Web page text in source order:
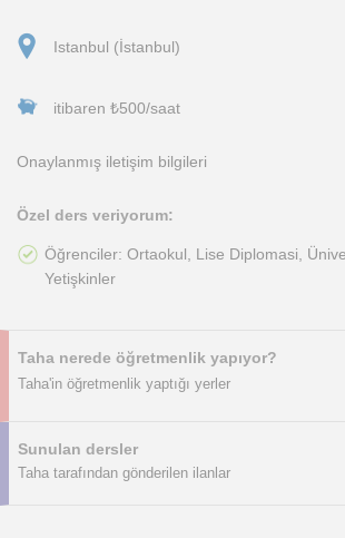
Istanbul (İstanbul)
itibaren ₺500/saat
Onaylanmış iletişim bilgileri
Özel ders veriyorum:
Öğrenciler: Ortaokul, Lise Diplomasi,
Yetişkinler
Taha nerede öğretmenlik yapıyor?
Taha'in öğretmenlik yaptığı yerler
Sunulan dersler
Taha tarafından gönderilen ilanlar